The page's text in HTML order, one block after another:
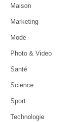
Maison
Marketing
Mode
Photo & Video
Santé
Science
Sport
Technologie